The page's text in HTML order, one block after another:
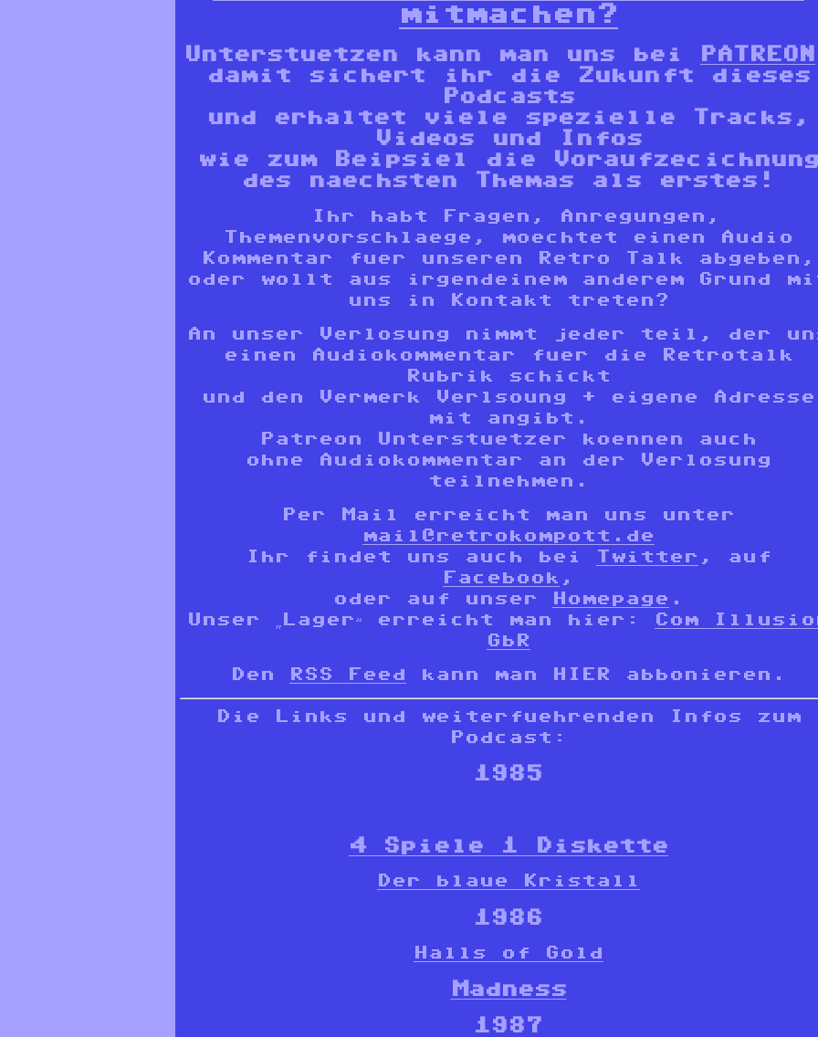
mitmachen?
Unterstuetzen kann man uns bei PATREON
damit sichert ihr die Zukunft dieses
Podcasts
und erhaltet viele spezielle Tracks,
Videos und Infos
wie zum Beipsiel die
des naechsten Themas als erstes!
Ihr habt Fragen, Anregungen,
Themenvorschlaege, moechtet einen Audio
Kommentar fuer unseren Retro Talk abgeben,
oder wollt aus irgendeinem anderem Grund
uns in Kontakt treten?
An unser Verlosung nimmt jeder teil, der
einen Audiokommentar fuer die Retrotalk
Rubrik schickt
und den Vermerk Verlsoung + eigene Adresse
mit angibt.
Patreon Unterstuetzer koennen auch
ohne Audiokommentar an der Verlosung
teilnehmen.
Per Mail erreicht man uns unter
mail@retrokompott.de
Ihr findet uns auch bei
Twitter , auf
Facebook ,
oder auf unser
Homepage .
Unser „Lager“ erreicht man hier:
Com
GbR
Den RSS Feed kann man HIER abbonieren.
Die Links und weiterfuehrenden Infos zum
Podcast:
1985
4 Spiele 1 Diskette
Der blaue Kristall
1986
Halls of Gold
Madness
1987